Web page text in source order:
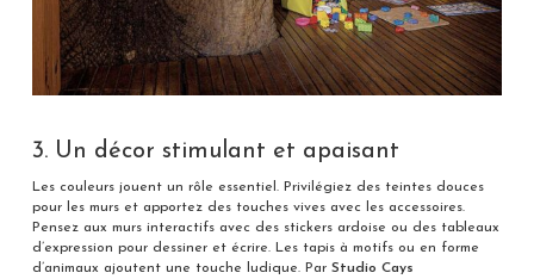
3. Un décor stimulant et apaisant
Les couleurs jouent un rôle essentiel. Privilégiez des teintes douces
pour les murs et apportez des touches vives avec les accessoires.
Pensez aux murs interactifs avec des stickers ardoise ou des tableaux
d’expression pour dessiner et écrire. Les tapis à motifs ou en forme
d’animaux ajoutent une touche ludique. Par Studio Cays